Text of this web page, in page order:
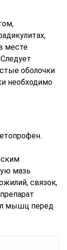
месте
оболочки
необходимо
мазь
связок,
мышц перед